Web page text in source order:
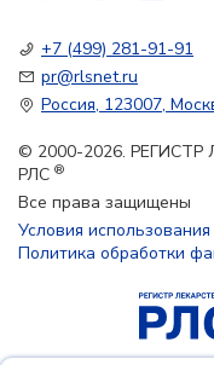
+7 (499) 281-91-91
pr@rlsnet.ru
Россия, 123007,
© 2000-2026.
РЛС ®
Все права защищены
Условия использования
Политика обработки